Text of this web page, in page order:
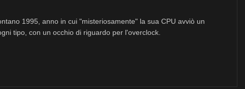
1995, anno in cui "misteriosamente" la sua CPU avviò un
tipo, con un occhio di riguardo per l'overclock.